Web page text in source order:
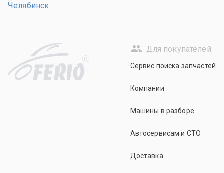
Челябинск
R
Для покупателей
Сервис поиска запчастей
Компании
Машины в разборе
Автосервисам и СТО
Доставка